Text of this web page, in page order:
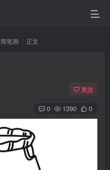
简笔画 正文
关注
0 1390 0